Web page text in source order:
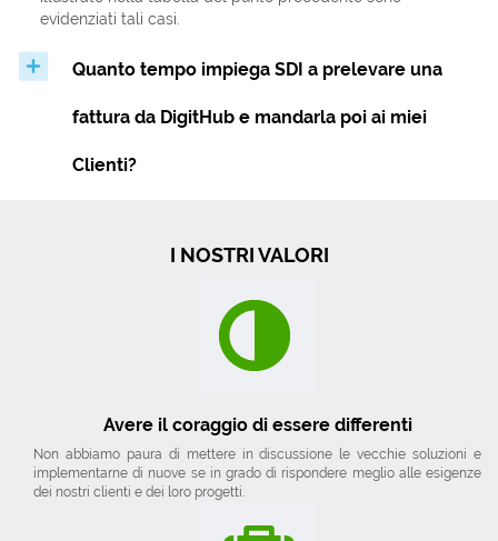
evidenziati tali casi.
Quanto tempo impiega SDI a prelevare una
fattura da DigitHub e mandarla poi ai miei
Clienti?
I NOSTRI VALORI
Avere il coraggio di essere differenti
Non abbiamo paura di mettere in discussione le vecchie soluzioni e
implementarne di nuove se in grado di rispondere meglio alle esigenze
dei nostri clienti e dei loro progetti.